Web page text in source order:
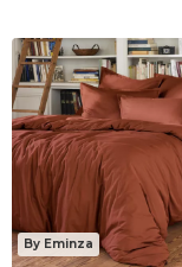
By Eminza